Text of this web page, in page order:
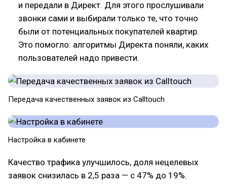
и передали в Директ. Для этого прослушивали
звонки сами и выбирали только те, что точно
были от потенциальных покупателей квартир.
Это помогло: алгоритмы Директа поняли, каких
пользователей надо привести.
Передача качественных заявок из Calltouch
Настройка в кабинете
Качество трафика улучшилось, доля нецелевых
заявок снизилась в 2,5 раза — с 47% до 19%.